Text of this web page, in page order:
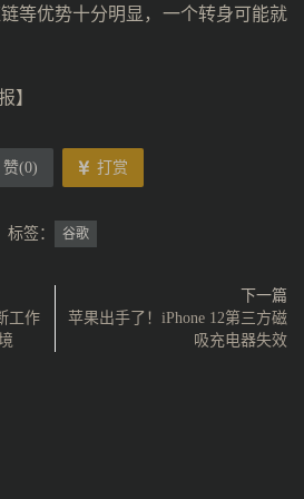
等优势十分明显，一个转身可能就
】
赞(0) 打赏
标签： 谷歌
工作
下一篇
苹果出手了！iPhone 12第三方磁
吸充电器失效